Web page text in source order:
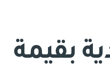
بقيمة